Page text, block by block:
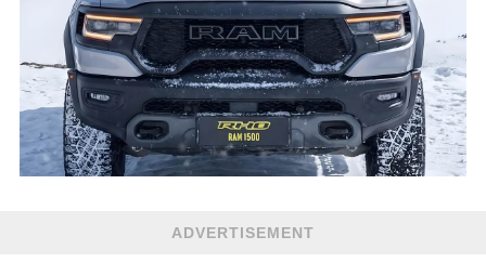
ADVERTISEMENT